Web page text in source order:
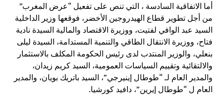
أما الاتفاقية السادسة ، التي تنص على تفعيل “عرض المغرب”
من أجل تطوير قطاع الهيدروجين الأخضر، فوقعها وزير الداخلية
السيد عبد الوافي لفتيت، ووزيرة الاقتصاد والمالية السيدة نادية
فتاح، ووزيرة الانتقال الطاقي والتنمية المستدامة، السيدة ليلى
بنعلي، والوزير المنتدب لدى رئيس الحكومة المكلف بالاستثمار
والالتقائية وتقييم السياسات العمومية، السيد كريم زيدان،
والمدير العام لـ “طوطال إينيرجي”، السيد باتريك بويان، والمدير
العام ل “طوطال إيرين”، دافيد كورشيا.